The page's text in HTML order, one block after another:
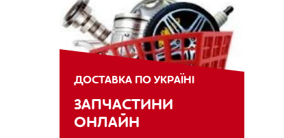
ДОСТАВКА ПО УКРАЇНІ
ЗАПЧАСТИНИ
ОНЛАЙН